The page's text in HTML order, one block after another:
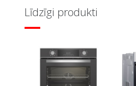
Līdzīgi produkti